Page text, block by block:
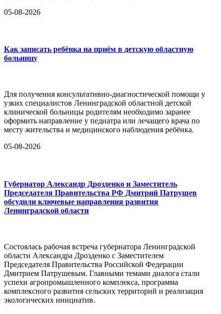
05-08-2026
Как записать ребёнка на приём в детскую областную
больницу
Для получения консультативно-диагностической помощи у
узких специалистов Ленинградской областной детской
клинической больницы родителям необходимо заранее
оформить направление у педиатра или лечащего врача по
месту жительства и медицинского наблюдения ребёнка.
05-08-2026
Губернатор Александр Дрозденко и Заместитель
Председателя Правительства РФ Дмитрий Патрушев
обсудили ключевые направления развития
Ленинградской области
Состоялась рабочая встреча губернатора Ленинградской
области Александра Дрозденко с Заместителем
Председателя Правительства Российской Федерации
Дмитрием Патрушевым. Главными темами диалога стали
успехи агропромышленного комплекса, программа
комплексного развития сельских территорий и реализация
экологических инициатив.